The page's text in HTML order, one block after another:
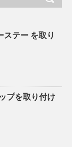
テー を取り
プを取り付け